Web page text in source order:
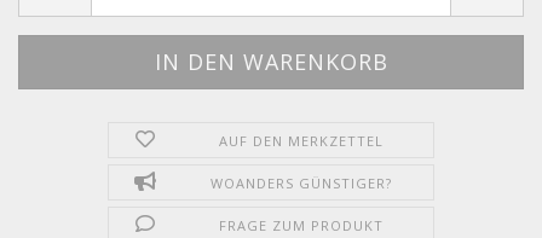
AUF DEN MERKZETTEL
WOANDERS GÜNSTIGER?
FRAGE ZUM PRODUKT